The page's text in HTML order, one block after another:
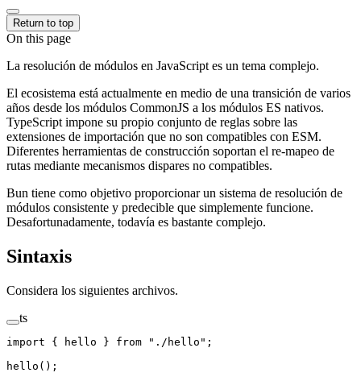
Return to top
On this page
La resolución de módulos en JavaScript es un tema complejo.
El ecosistema está actualmente en medio de una transición de varios
años desde los módulos CommonJS a los módulos ES nativos.
TypeScript impone su propio conjunto de reglas sobre las
extensiones de importación que no son compatibles con ESM.
Diferentes herramientas de construcción soportan el re-mapeo de
rutas mediante mecanismos dispares no compatibles.
Bun tiene como objetivo proporcionar un sistema de resolución de
módulos consistente y predecible que simplemente funcione.
Desafortunadamente, todavía es bastante complejo.
Sintaxis
Considera los siguientes archivos.
ts
import { hello } from "./hello" ;
hello ();